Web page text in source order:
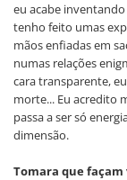
eu acabe
tenho feito umas
mãos enfiadas em
numas relações
cara transparente,
morte... Eu acredito
passa a ser só
dimensão.
Tomara que façam